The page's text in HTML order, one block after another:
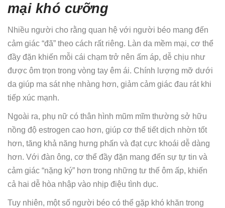
mại khó cưỡng
Nhiều người cho rằng quan hệ với người béo mang đến
cảm giác “đã” theo cách rất riêng. Làn da mềm mại, cơ thể
đầy đặn khiến mỗi cái chạm trở nên ấm áp, dễ chịu như
được ôm trọn trong vòng tay êm ái. Chính lượng mỡ dưới
da giúp ma sát nhẹ nhàng hơn, giảm cảm giác đau rát khi
tiếp xúc mạnh.
Ngoài ra, phụ nữ có thân hình mũm mĩm thường sở hữu
nồng độ estrogen cao hơn, giúp cơ thể tiết dịch nhờn tốt
hơn, tăng khả năng hưng phấn và đạt cực khoái dễ dàng
hơn. Với đàn ông, cơ thể đầy đặn mang đến sự tự tin và
cảm giác “nặng ký” hơn trong những tư thế ôm ấp, khiến
cả hai dễ hòa nhập vào nhịp điệu tình dục.
Tuy nhiên, một số người béo có thể gặp khó khăn trong